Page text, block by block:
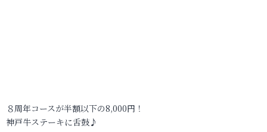
８周年コースが半額以下の8,000円！
神戸牛ステーキに舌鼓♪